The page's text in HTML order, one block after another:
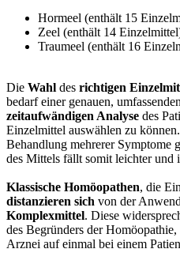
Hormeel (enthält 15
Zeel (enthält 14
Traumeel (enthält 16
Die Wahl des richtigen
bedarf einer genauen,
zeitaufwändigen Analyse des
Einzelmittel auswählen zu
Behandlung mehrerer Symptome
des Mittels fällt somit leichter und
Klassische Homöopathen, die
distanzieren sich von der
Komplexmittel. Diese
des Begründers der
Arznei auf einmal bei einem